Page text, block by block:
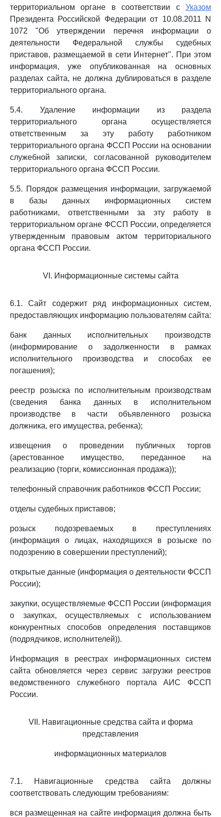
территориальном органе в соответствии с Указом
Президента Российской Федерации от 10.08.2011 N
1072 "Об утверждении перечня информации о
деятельности Федеральной службы судебных
приставов, размещаемой в сети Интернет". При этом
информация, уже опубликованная на основных
разделах сайта, не должна дублироваться в разделе
территориального органа.
5.4. Удаление информации из раздела
территориального органа осуществляется
ответственным за эту работу работником
территориального органа ФССП России на основании
служебной записки, согласованной руководителем
территориального органа ФССП России.
5.5. Порядок размещения информации, загружаемой
в базы данных информационных систем
работниками, ответственными за эту работу в
территориальном органе ФССП России, определяется
утвержденным правовым актом территориального
органа ФССП России.
VI. Информационные системы сайта
6.1. Сайт содержит ряд информационных систем,
предоставляющих информацию пользователям сайта:
банк данных исполнительных производств
(информирование о задолженности в рамках
исполнительного производства и способах ее
погашения);
реестр розыска по исполнительным производствам
(сведения банка данных в исполнительном
производстве в части объявленного розыска
должника, его имущества, ребенка);
извещения о проведении публичных торгов
(арестованное имущество, переданное на
реализацию (торги, комиссионная продажа));
телефонный справочник работников ФССП России;
отделы судебных приставов;
розыск подозреваемых в преступлениях
(информация о лицах, находящихся в розыске по
подозрению в совершении преступлений);
открытые данные (информация о деятельности ФССП
России);
закупки, осуществляемые ФССП России (информация
о закупках, осуществляемых с использованием
конкурентных способов определения поставщиков
(подрядчиков, исполнителей)).
Информация в реестрах информационных систем
сайта обновляется через сервис загрузки реестров
ведомственного служебного портала АИС ФССП
России.
VII. Навигационные средства сайта и форма
представления
информационных материалов
7.1. Навигационные средства сайта должны
соответствовать следующим требованиям:
вся размещенная на сайте информация должна быть